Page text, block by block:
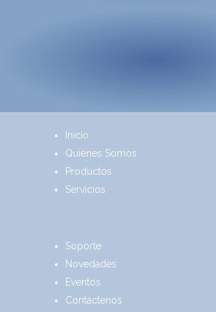
Inicio
Quienes Somos
Productos
Servicios
Soporte
Novedades
Eventos
Contáctenos